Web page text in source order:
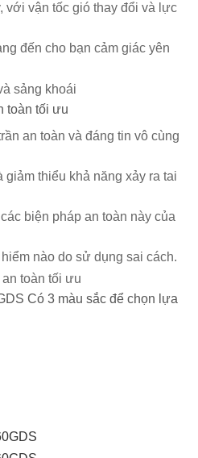
với vận tốc gió thay đổi và lực
đến cho bạn cảm giác yên
toàn tối ưu
an toàn và đáng tin vô cùng
giảm thiểu khả năng xảy ra tai
biện pháp an toàn này của
nào do sử dụng sai cách.
Có 3 màu sắc để chọn lựa